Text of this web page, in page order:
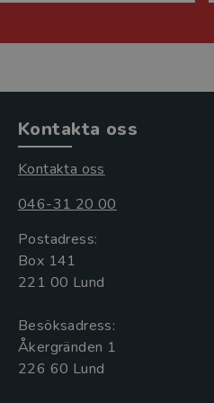
Kontakta oss
Kontakta oss
046-31 20 00
Postadress:
Box 141
221 00 Lund
Besöksadress:
Åkergränden 1